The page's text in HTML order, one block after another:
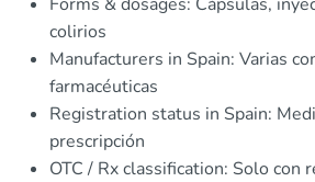
colirios
Manufacturers in Spain: Varias
farmacéuticas
Registration status in Spain:
prescripción
OTC / Rx classification: Solo con